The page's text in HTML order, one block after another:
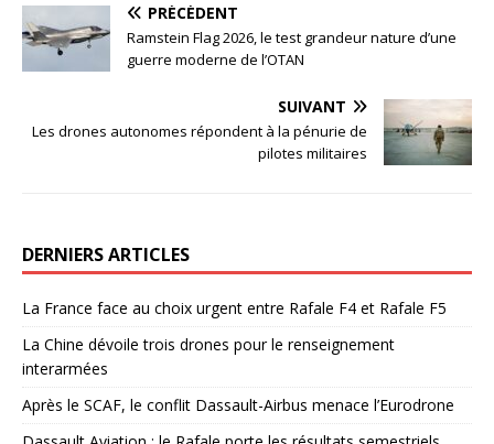
PRÉCÉDENT
Ramstein Flag 2026, le test grandeur nature d’une
guerre moderne de l’OTAN
SUIVANT
Les drones autonomes répondent à la pénurie de
pilotes militaires
DERNIERS ARTICLES
La France face au choix urgent entre Rafale F4 et Rafale F5
La Chine dévoile trois drones pour le renseignement
interarmées
Après le SCAF, le conflit Dassault-Airbus menace l’Eurodrone